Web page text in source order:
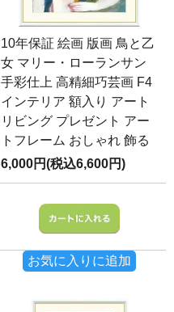
10年保証 絵画 版画 鳥と乙
女 マリー・ローランサン
手彩仕上 高精細巧芸画 F4
インテリア 額入り アート
リビング プレゼント アー
トフレーム おしゃれ 飾る
6,000円(税込6,600円)
お気に入りに追加